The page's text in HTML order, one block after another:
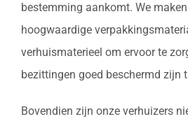
bestemming aankomt. We
hoogwaardige
verhuismaterieel om ervoor te
bezittingen goed beschermd zijn
Bovendien zijn onze verhuizers